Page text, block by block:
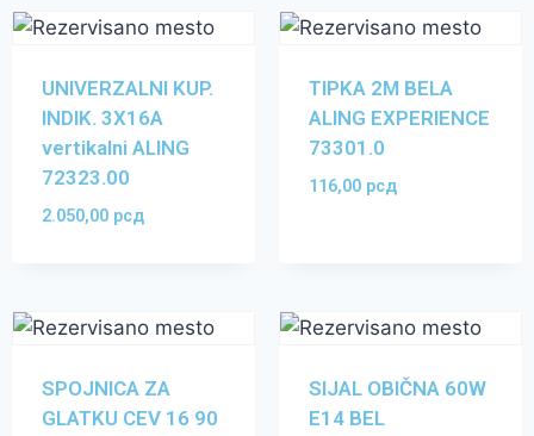
UNIVERZALNI KUP.
INDIK. 3X16A
vertikalni ALING
72323.00
2.050,00 рсд
TIPKA 2M BELA
ALING EXPERIENCE
73301.0
116,00 рсд
SPOJNICA ZA
GLATKU CEV 16 90
SIJAL OBIČNA 60W
E14 BEL